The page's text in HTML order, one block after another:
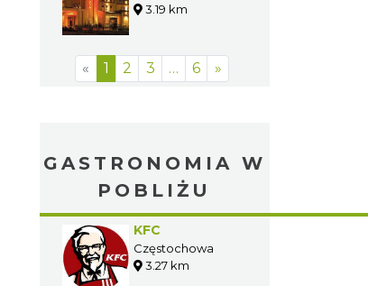
3.19 km
« 1 2 3 … 6 »
GASTRONOMIA W
POBLIŻU
KFC
Częstochowa
3.27 km